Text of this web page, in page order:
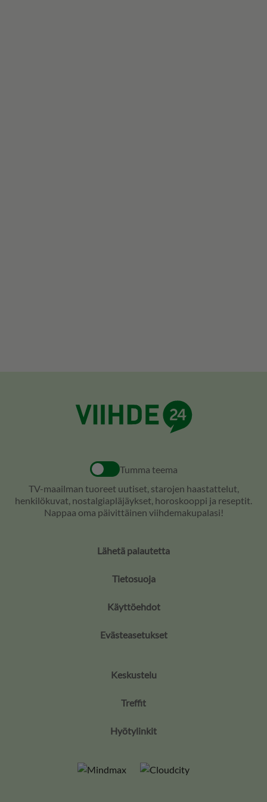
Tumma teema
TV-maailman tuoreet uutiset, starojen haastattelut,
henkilökuvat, nostalgiapläjäykset, horoskooppi ja reseptit.
Nappaa oma päivittäinen viihdemakupalasi!
Lähetä palautetta
Tietosuoja
Käyttöehdot
Evästeasetukset
Keskustelu
Treffit
Hyötylinkit